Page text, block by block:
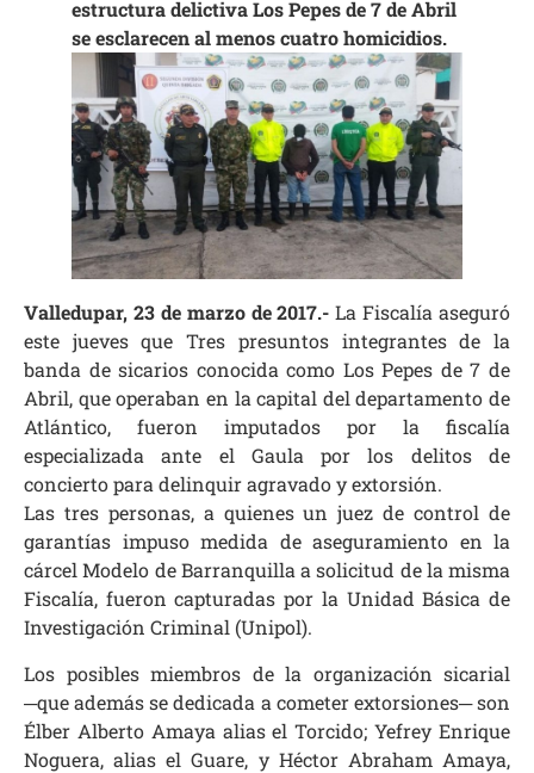
estructura delictiva Los Pepes de 7 de Abril
se esclarecen al menos cuatro homicidios.
Valledupar, 23 de marzo de 2017.- La Fiscalía aseguró
este jueves que Tres presuntos integrantes de la
banda de sicarios conocida como Los Pepes de 7 de
Abril, que operaban en la capital del departamento de
Atlántico, fueron imputados por la fiscalía
especializada ante el Gaula por los delitos de
concierto para delinquir agravado y extorsión.
Las tres personas, a quienes un juez de control de
garantías impuso medida de aseguramiento en la
cárcel Modelo de Barranquilla a solicitud de la misma
Fiscalía, fueron capturadas por la Unidad Básica de
Investigación Criminal (Unipol).
Los posibles miembros de la organización sicarial
─que además se dedicada a cometer extorsiones─ son
Élber Alberto Amaya alias el Torcido; Yefrey Enrique
Noguera, alias el Guare, y Héctor Abraham Amaya,